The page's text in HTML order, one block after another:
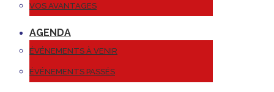
VOS AVANTAGES
AGENDA
ÉVÉNEMENTS À VENIR
ÉVÉNEMENTS PASSÉS